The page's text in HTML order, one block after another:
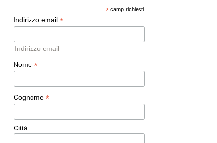
*campi richiesti
Indirizzo email *
Indirizzo email
Nome *
Cognome *
Città